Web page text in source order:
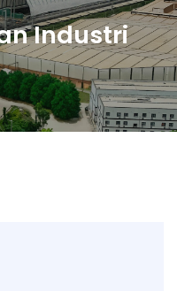
Industri